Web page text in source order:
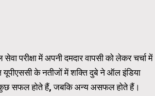
परीक्षा में अपनी दमदार वापसी को लेकर चर्चा में
यूपीएससी के नतीजों में शक्ति दुबे ने ऑल इंडिया
कुछ सफल होते हैं, जबकि अन्य असफल होते हैं।